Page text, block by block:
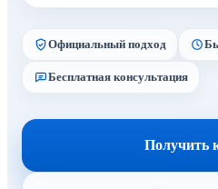
Официальный подход
Бесплатная консультация
Получить